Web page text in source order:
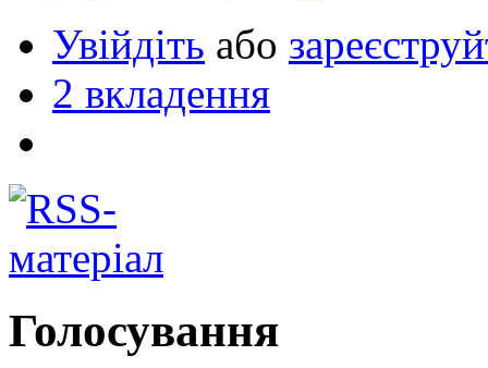
Увійдіть або
2 вкладення
Голосування